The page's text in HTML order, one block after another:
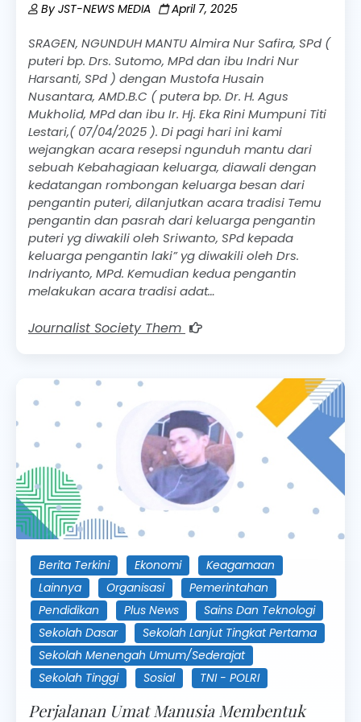
ByJST-NEWS MEDIA April 7, 2025
SRAGEN, NGUNDUH MANTU Almira Nur Safira, SPd (
puteri bp. Drs. Sutomo, MPd dan ibu Indri Nur
Harsanti, SPd ) dengan Mustofa Husain
Nusantara, AMD.B.C ( putera bp. Dr. H. Agus
Mukholid, MPd dan ibu Ir. Hj. Eka Rini Mumpuni Titi
Lestari,( 07/04/2025 ). Di pagi hari ini kami
wejangkan acara resepsi ngunduh mantu dari
sebuah Kebahagiaan keluarga, diawali dengan
kedatangan rombongan keluarga besan dari
pengantin puteri, dilanjutkan acara tradisi Temu
pengantin dan pasrah dari keluarga pengantin
puteri yg diwakili oleh Sriwanto, SPd kepada
keluarga pengantin laki” yg diwakili oleh Drs.
Indriyanto, MPd. Kemudian kedua pengantin
melakukan acara tradisi adat…
Journalist Society Them
Berita Terkini Ekonomi
Keagamaan
Lainnya
Organisasi
Pemerintahan
Pendidikan
Plus News
Sains Dan Teknologi
Sekolah Dasar
Sekolah Lanjut Tingkat Pertama
Sekolah Menengah Umum/Sederajat
Sekolah Tinggi
Sosial TNI - POLRI
Perjalanan Umat Manusia Membentuk